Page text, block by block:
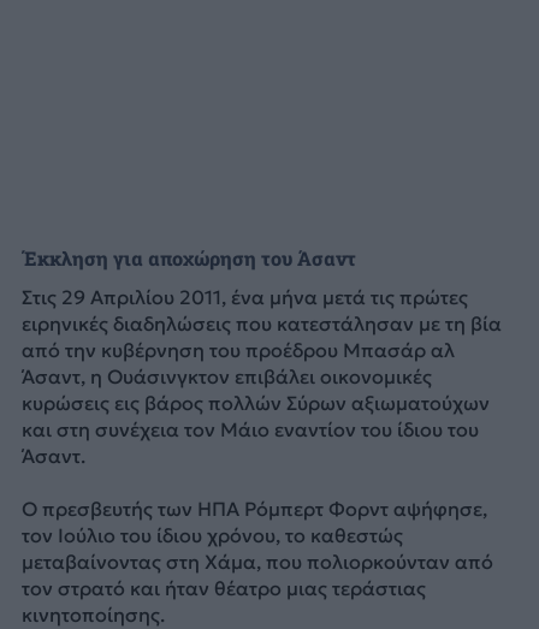
Έκκληση για αποχώρηση του Άσαντ
Στις 29 Απριλίου 2011, ένα μήνα μετά τις πρώτες
ειρηνικές διαδηλώσεις που κατεστάλησαν με τη βία
από την κυβέρνηση του προέδρου Μπασάρ αλ
Άσαντ, η Ουάσινγκτον επιβάλει οικονομικές
κυρώσεις εις βάρος πολλών Σύρων αξιωματούχων
και στη συνέχεια τον Μάιο εναντίον του ίδιου του
Άσαντ.
Ο πρεσβευτής των ΗΠΑ Ρόμπερτ Φορντ αψήφησε,
τον Ιούλιο του ίδιου χρόνου, το καθεστώς
μεταβαίνοντας στη Χάμα, που πολιορκούνταν από
τον στρατό και ήταν θέατρο μιας τεράστιας
κινητοποίησης.